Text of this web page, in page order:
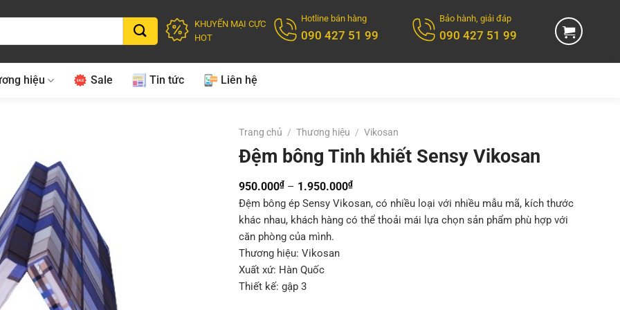
KHUYẾN MẠI CỰC
HOT
Hotline bán hàng
090 427 51 99
Bảo hành, giải đáp
090 427 51 99
hiệu Sale Tin tức Liên hệ
Trang chủ / Thương hiệu / Vikosan
Đệm bông Tinh khiết Sensy Vikosan
950.000₫ – 1.950.000₫Khoảng
giá:
từ
Đệm bông ép Sensy Vikosan, có nhiều loại với nhiều mẫu mã, kích thước
khác nhau, khách hàng có thể thoải mái lựa chọn sản phẩm phù hợp với
căn phòng của mình.
Thương hiệu: Vikosan
Xuất xứ: Hàn Quốc
Thiết kế: gập 3